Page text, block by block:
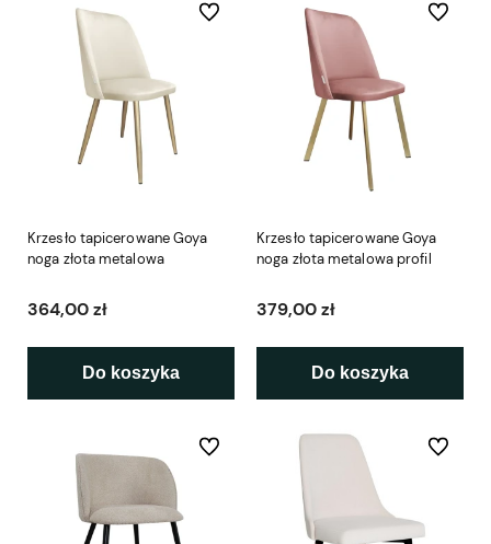
Krzesło tapicerowane Goya
noga złota metalowa
364,00 zł
Do koszyka
Do ulubionych
Krzesło tapicerowane Goya
noga złota metalowa profil
379,00 zł
Do koszyka
Do
Do ulubionych Do